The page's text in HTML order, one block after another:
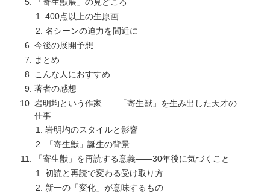
「寄生獣展」の見どころ
400点以上の生原画
名シーンの迫力を間近に
今後の展開予想
まとめ
こんな人におすすめ
著者の感想
岩明均という作家——「寄生獣」を生み出した天才の
仕事
岩明均のスタイルと影響
「寄生獣」誕生の背景
「寄生獣」を再読する意義——30年後に気づくこと
初読と再読で変わる受け取り方
新一の「変化」が意味するもの